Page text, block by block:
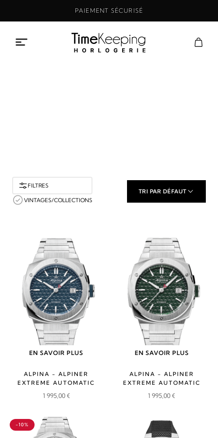
PAIEMENT SÉCURISÉ
FILTRES
VINTAGES/COLLECTIONS
TRI PAR DÉFAUT
EN SAVOIR PLUS
ALPINA - ALPINER
EXTREME AUTOMATIC
1 995,00€
EN SAVOIR PLUS
ALPINA - ALPINER
EXTREME AUTOMATIC
1 995,00€
-10%